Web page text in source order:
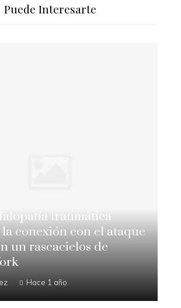
Puede Interesarte
traumática
conexión con el ataque
un rascacielos de
Hace 1 año